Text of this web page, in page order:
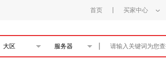
首页 买家中心
大区 服务器